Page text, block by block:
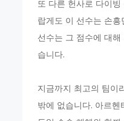
또 다른 헌사로 다이
랍게도 이 선수는 손
선수는 그 점수에 대
습니다.
지금까지 최고의 팀이
밖에 없습니다. 아르